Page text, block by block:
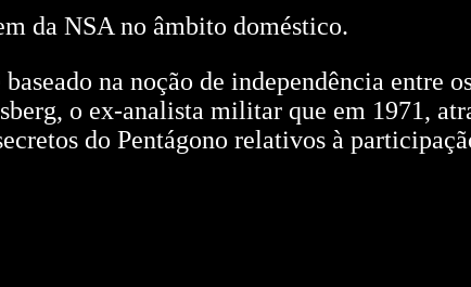
da NSA no âmbito doméstico.
na noção de independência entre
o ex-analista militar que em 1971,
do Pentágono relativos à